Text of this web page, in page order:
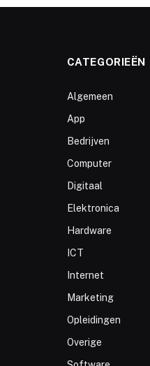
CATEGORIEËN
Algemeen
App
Bedrijven
Computer
Digitaal
Elektronica
Hardware
ICT
Internet
Marketing
Opleidingen
Overige